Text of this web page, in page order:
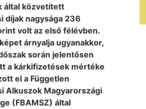
által közvetített
díjak nagysága 236
volt az első félévben.
árnyalja ugyanakkor,
során jelentősen
a kárkifizetések mértéke
el a Független
Alkuszok Magyarországi
(FBAMSZ) által